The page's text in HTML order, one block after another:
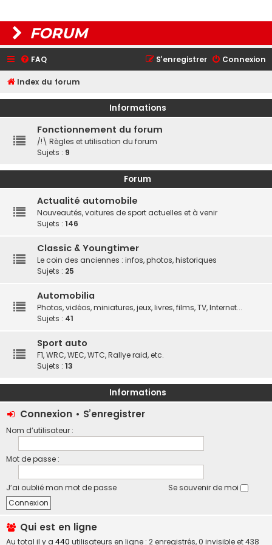
FORUM
FAQ Connexion
S’enregistrer
Index du forum
Informations
Fonctionnement du forum
/!\ Règles et utilisation du forum
Sujets : 9
Forum
Actualité automobile
Nouveautés, voitures de sport actuelles et à venir
Sujets : 146
Classic & Youngtimer
Le coin des anciennes : infos, photos, historiques
Sujets : 25
Automobilia
Photos, vidéos, miniatures, jeux, livres, films, TV, Internet...
Sujets : 41
Sport auto
F1, WRC, WEC, WTC, Rallye raid, etc.
Sujets : 13
Informations
Connexion • S’enregistrer
Nom d’utilisateur :
Mot de passe :
J’ai oublié mon mot de passe Se souvenir de moi
Qui est en ligne
Au total il y a 440 utilisateurs en ligne : 2 enregistrés, 0 invisible et 438